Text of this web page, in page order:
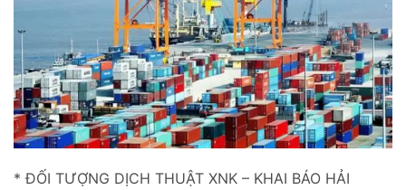
* ĐỐI TƯỢNG DỊCH THUẬT XNK – KHAI BÁO HẢI